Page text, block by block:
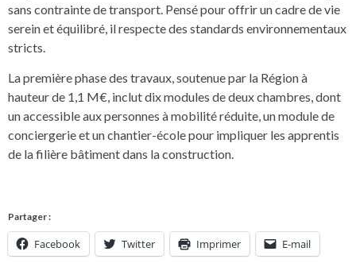
sans contrainte de transport. Pensé pour offrir un cadre de vie
serein et équilibré, il respecte des standards environnementaux
stricts.
La première phase des travaux, soutenue par la Région à
hauteur de 1,1 M€, inclut dix modules de deux chambres, dont
un accessible aux personnes à mobilité réduite, un module de
conciergerie et un chantier-école pour impliquer les apprentis
de la filière bâtiment dans la construction.
Partager :
Facebook Twitter Imprimer E-mail